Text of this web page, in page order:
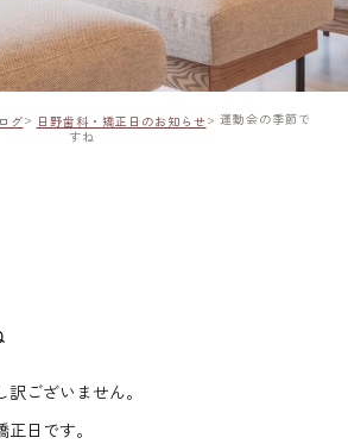
グ 日野歯科・矯正日のお知らせ
運動会の季節で
すね
ございません。
日です。